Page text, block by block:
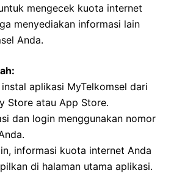
mengecek kuota internet
menyediakan informasi lain
Anda.
aplikasi MyTelkomsel dari
Store atau App Store.
dan login menggunakan nomor
informasi kuota internet Anda
di halaman utama aplikasi.